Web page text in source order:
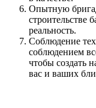
Опытную
строительстве
реальность.
Соблюдение
соблюдением
чтобы создать
вас и ваших